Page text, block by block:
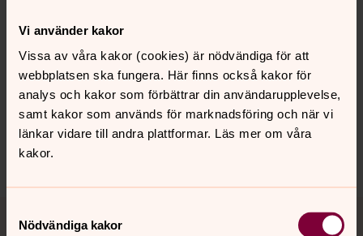
Vi använder kakor
Vissa av våra kakor (cookies) är nödvändiga för att
webbplatsen ska fungera. Här finns också kakor för
analys och kakor som förbättrar din användarupplevelse,
samt kakor som används för marknadsföring och när vi
länkar vidare till andra plattformar. Läs mer om våra
kakor.
Nödvändiga kakor
Synpunkter eller frågor på sidans
innehåll?
harnosand.pastorat@svenskakyrkan.se
Dela